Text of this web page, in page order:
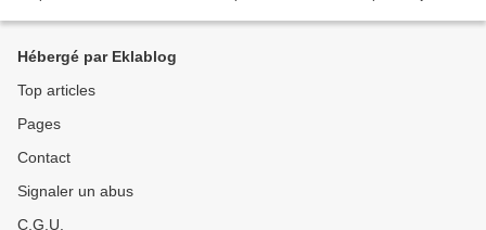
Hébergé par Eklablog
Top articles
Pages
Contact
Signaler un abus
C.G.U.